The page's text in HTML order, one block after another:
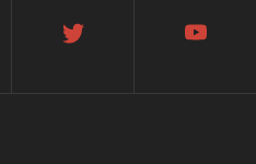
twitter youtube